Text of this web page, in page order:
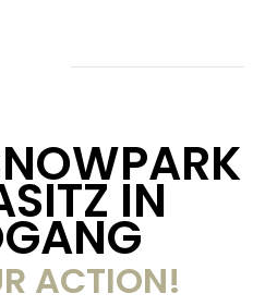
IN
ACTION!